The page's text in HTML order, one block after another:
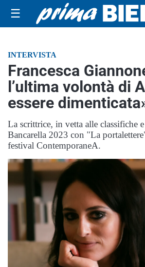
☰
INTERVISTA
Francesca
l’ultima volontà di
essere
La scrittrice, in vetta alle classifiche
Bancarella 2023 con "La
festival ContemporaneA.